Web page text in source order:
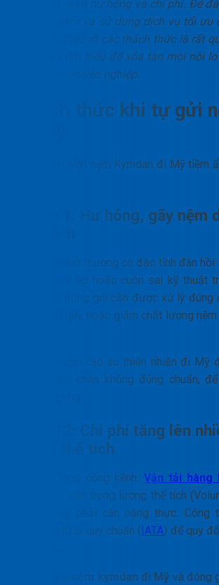
nhiều rủi ro về hư hỏng và chi phí. Để
đối cho nệm và sử dụng dịch vụ tối
quả, việc hiểu rõ các thách thức là rất
tìm hiểu để xóa tan mọi nỗi
các bước chuyên nghiệp.
Thách thức khi tự gửi
Tự vận chuyển nệm Kymdan đi Mỹ tiềm
Rủi ro 1: Hư hỏng, gãy nệm
Nệm Kymdan thường có đặc tính đàn
nếu bị gập, ép hoặc cuộn sai kỹ thuật
vậy, khâu đóng gói cần được xử lý đúng
dạng, nứt gãy hoặc giảm chất lượng
Việc gửi nệm cao su thiên nhiên đi Mỹ
tròn và hút chân không đúng chuẩn,
Rủi ro 2: Chi phí tăng lên
lượng thể tích
Nệm là hàng cồng kềnh. Vận tải hàng
cước dựa trên trọng lượng thể tích
chứ không phải cân nặng thực. Công
là quy chuẩn ( IATA) để quy
gửi nệm kymdan đi Mỹ và đóng